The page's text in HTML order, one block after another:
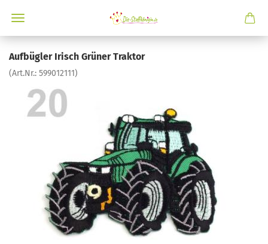
Aufbügler Irisch Grüner Traktor
(Art.Nr.: 599012111)